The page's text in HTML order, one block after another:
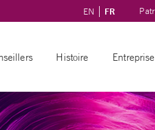
EN FR
Histoire Entreprise